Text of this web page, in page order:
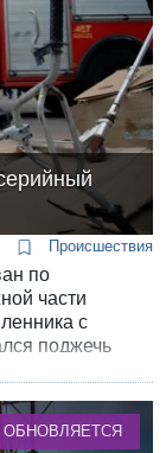
Происшествия
по
части
с
поджечь
ОБНОВЛЯЕТСЯ